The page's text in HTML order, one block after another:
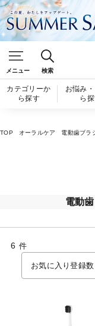
メニュー 検索
カテゴリーか
ら探す
お悩み
ら
TOP オーラルケア 電動歯ブラ
電動
6 件
お気に入り登録数